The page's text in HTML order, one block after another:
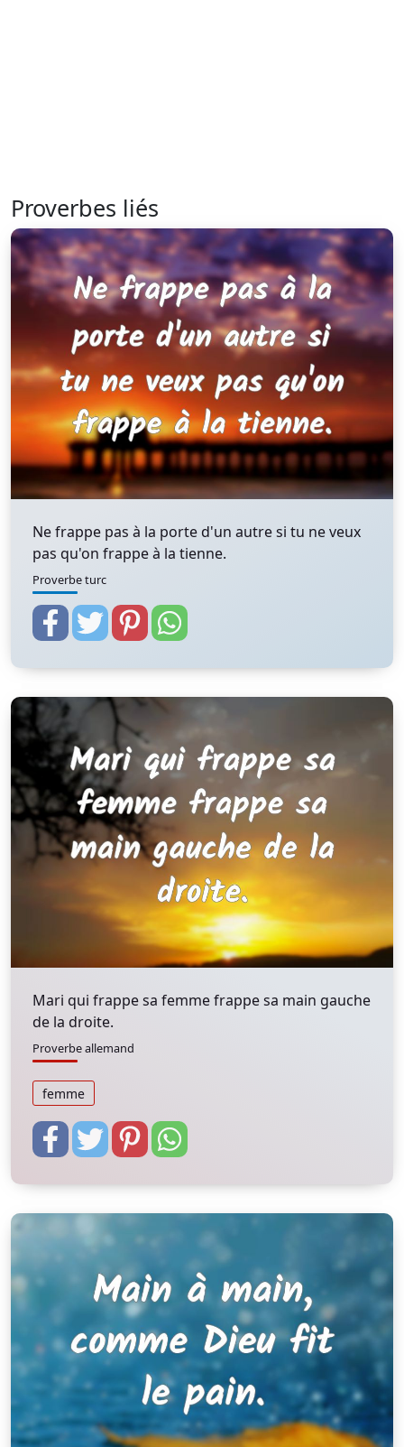
Proverbes liés
Ne frappe pas à la porte d'un autre si tu ne veux
pas qu'on frappe à la tienne.
Proverbe turc
Mari qui frappe sa femme frappe sa main gauche
de la droite.
Proverbe allemand
femme